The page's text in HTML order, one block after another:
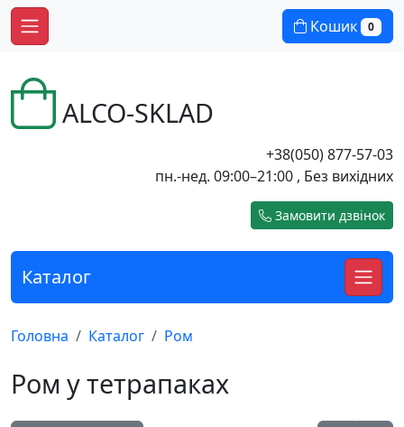
Кошик 0
ALCO-SKLAD
+38(050) 877-57-03
пн.-нед. 09:00–21:00 , Без вихідних
Замовити дзвінок
Каталог
Головна Каталог Ром
Ром у тетрапаках